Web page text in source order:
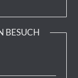
BESUCH